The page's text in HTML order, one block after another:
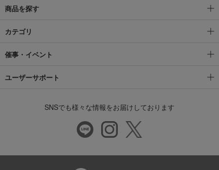
商品を探す
カテゴリ
催事・イベント
ユーザーサポート
SNSでも様々な情報をお届けしております